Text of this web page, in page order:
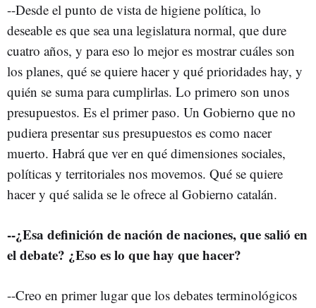
--Desde el punto de vista de higiene política, lo
deseable es que sea una legislatura normal, que dure
cuatro años, y para eso lo mejor es mostrar cuáles son
los planes, qué se quiere hacer y qué prioridades hay, y
quién se suma para cumplirlas. Lo primero son unos
presupuestos. Es el primer paso. Un Gobierno que no
pudiera presentar sus presupuestos es como nacer
muerto. Habrá que ver en qué dimensiones sociales,
políticas y territoriales nos movemos. Qué se quiere
hacer y qué salida se le ofrece al Gobierno catalán.
--¿Esa definición de nación de naciones, que salió en
el debate? ¿Eso es lo que hay que hacer?
--Creo en primer lugar que los debates terminológicos